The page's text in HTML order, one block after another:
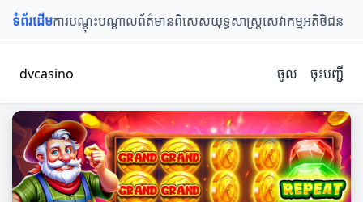
ទំព័រដើមការបណ្តុះបណ្តាលព័ត៌មានពិសេសយុទ្ធសាស្ត្រសេវាកម្មអតិថិជន
dvcasino ចូល ចុះបញ្ជី